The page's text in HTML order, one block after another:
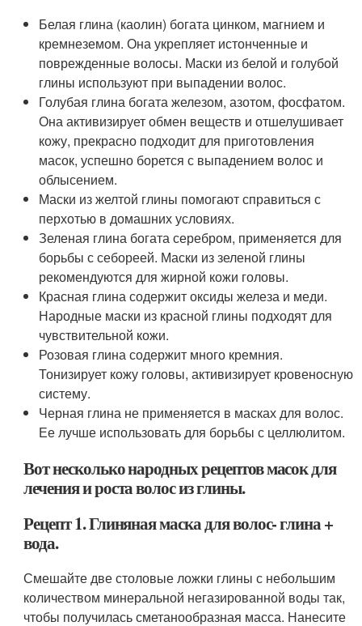
Белая глина (каолин) богата цинком, магнием и
кремнеземом. Она укрепляет истонченные и
поврежденные волосы. Маски из белой и голубой
глины используют при выпадении волос.
Голубая глина богата железом, азотом, фосфатом.
Она активизирует обмен веществ и отшелушивает
кожу, прекрасно подходит для приготовления
масок, успешно борется с выпадением волос и
облысением.
Маски из желтой глины помогают справиться с
перхотью в домашних условиях.
Зеленая глина богата серебром, применяется для
борьбы с себореей. Маски из зеленой глины
рекомендуются для жирной кожи головы.
Красная глина содержит оксиды железа и меди.
Народные маски из красной глины подходят для
чувствительной кожи.
Розовая глина содержит много кремния.
Тонизирует кожу головы, активизирует кровеносную
систему.
Черная глина не применяется в масках для волос.
Ее лучше использовать для борьбы с целлюлитом.
Вот несколько народных рецептов масок для
лечения и роста волос из глины.
Рецепт 1. Глиняная маска для волос- глина +
вода.
Смешайте две столовые ложки глины с небольшим
количеством минеральной негазированной воды так,
чтобы получилась сметанообразная масса. Нанесите